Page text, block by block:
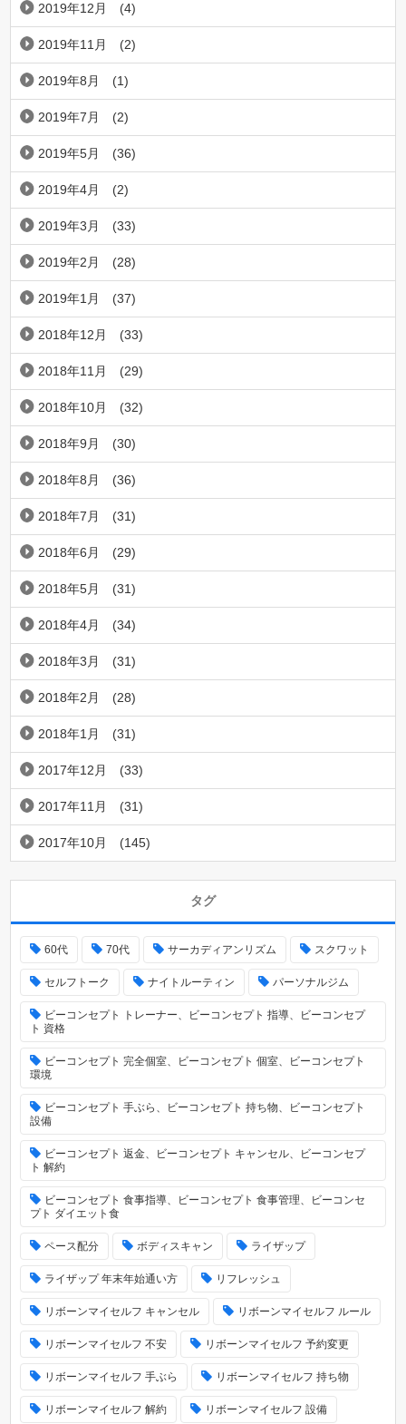
2019年12月 (4)
2019年11月 (2)
2019年8月 (1)
2019年7月 (2)
2019年5月 (36)
2019年4月 (2)
2019年3月 (33)
2019年2月 (28)
2019年1月 (37)
2018年12月 (33)
2018年11月 (29)
2018年10月 (32)
2018年9月 (30)
2018年8月 (36)
2018年7月 (31)
2018年6月 (29)
2018年5月 (31)
2018年4月 (34)
2018年3月 (31)
2018年2月 (28)
2018年1月 (31)
2017年12月 (33)
2017年11月 (31)
2017年10月 (145)
タグ
60代 70代 サーカディアンリズム スクワット
セルフトーク ナイトルーティン パーソナルジム
ビーコンセプト トレーナー、ビーコンセプト 指導、ビーコンセプ
ト 資格
ビーコンセプト 完全個室、ビーコンセプト 個室、ビーコンセプト
環境
ビーコンセプト 手ぶら、ビーコンセプト 持ち物、ビーコンセプト
設備
ビーコンセプト 返金、ビーコンセプト キャンセル、ビーコンセプ
ト 解約
ビーコンセプト 食事指導、ビーコンセプト 食事管理、ビーコンセ
プト ダイエット食
ペース配分 ボディスキャン ライザップ
ライザップ 年末年始通い方 リフレッシュ
リボーンマイセルフ キャンセル リボーンマイセルフ ルール
リボーンマイセルフ 不安 リボーンマイセルフ 予約変更
リボーンマイセルフ 手ぶら リボーンマイセルフ 持ち物
リボーンマイセルフ 解約 リボーンマイセルフ 設備